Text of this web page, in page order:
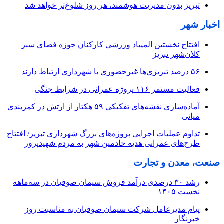
تبریز بدون مدیریت هوشمند، هر روز شلوغ‌تر خواهد شد
اخبار شهر
افتتاح نخستین المپیاد ورزشی کارکنان حوزه فضای سبز
کلان‌شهر تبریز
۵۶ درصد تبریزی‌ها غیرحضوری با شهرداری ارتباط دارند
فعالیت مستمر ۱۱۶ پروژه عمرانی در شرایط جنگی
آماده‌سازی نقشه‌های تفکیکی ۵۹ هکتار از ارتش در کمربندی
میانی
تداوم عملیات اجرایی پروژه‌های بزرگ شهرداری تبریز/ افتتاح
طرح‌های عمرانی هدیه خادمین شهر به مردم شهیدپرور
صنعت، معدن و تجارت
رشد ۳۰ درصدی درآمد فروش سیمان صوفیان در سه‌ماهه
نخست ۱۴۰۵
پیام مدیرعامل شرکت سیمان صوفیان به مناسبت روز
خبرنگار